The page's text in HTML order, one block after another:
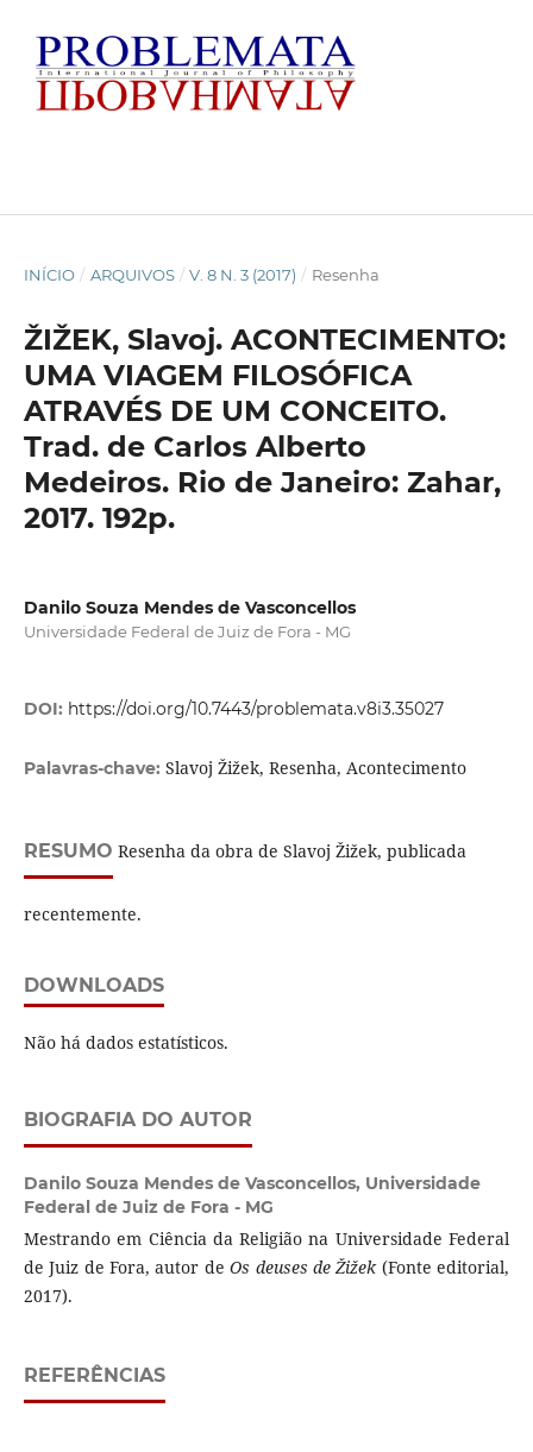
INÍCIO / ARQUIVOS / V. 8 N. 3 (2017) / Resenha
ŽIŽEK, Slavoj. ACONTECIMENTO:
UMA VIAGEM FILOSÓFICA
ATRAVÉS DE UM CONCEITO.
Trad. de Carlos Alberto
Medeiros. Rio de Janeiro: Zahar,
2017. 192p.
Danilo Souza Mendes de Vasconcellos
Universidade Federal de Juiz de Fora - MG
DOI: https://doi.org/10.7443/problemata.v8i3.35027
Palavras-chave: Slavoj Žižek, Resenha, Acontecimento
RESUMO Resenha da obra de Slavoj Žižek, publicada
recentemente.
DOWNLOADS
Não há dados estatísticos.
BIOGRAFIA DO AUTOR
Danilo Souza Mendes de Vasconcellos, Universidade
Federal de Juiz de Fora - MG
Mestrando em Ciência da Religião na Universidade Federal
de Juiz de Fora, autor deOs deuses de Žižek(Fonte editorial,
2017).
REFERÊNCIAS